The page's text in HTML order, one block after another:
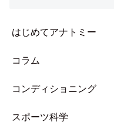
はじめてアナトミー
コラム
コンディショニング
スポーツ科学